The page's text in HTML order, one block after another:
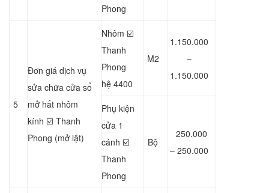
Phong
5
Đơn giá dịch vụ
sửa chữa cửa sổ
mở hất nhôm
kính ☑️ Thanh
Phong (mở lật)
Nhôm ☑️
Thanh
Phong
hệ 4400
M2
1.150.000
–
1.150.000
Phụ kiện
cửa 1
cánh ☑️
Thanh
Phong
Bộ
250.000
– 250.000